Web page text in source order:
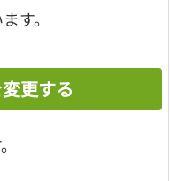
す。
更する